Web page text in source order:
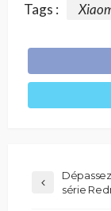
Tags :
série